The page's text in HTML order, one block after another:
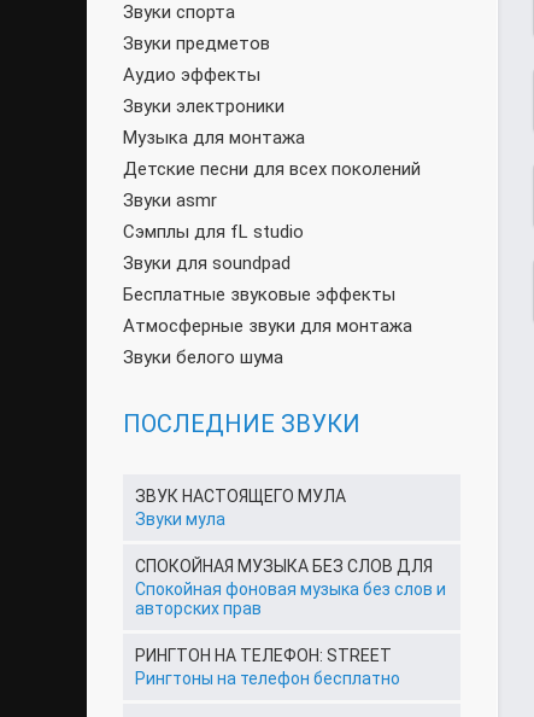
Звуки спорта
Звуки предметов
Аудио эффекты
Звуки электроники
Музыка для монтажа
Детские песни для всех поколений
Звуки asmr
Сэмплы для fL studio
Звуки для soundpad
Бесплатные звуковые эффекты
Атмосферные звуки для монтажа
Звуки белого шума
ПОСЛЕДНИЕ ЗВУКИ
ЗВУК НАСТОЯЩЕГО МУЛА
Звуки мула
СПОКОЙНАЯ МУЗЫКА БЕЗ СЛОВ ДЛЯ
Спокойная фоновая музыка без слов и
авторских прав
РИНГТОН НА ТЕЛЕФОН: STREET
Рингтоны на телефон бесплатно